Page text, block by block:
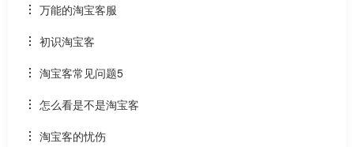
万能的淘宝客服
初识淘宝客
淘宝客常见问题5
怎么看是不是淘宝客
淘宝客的忧伤